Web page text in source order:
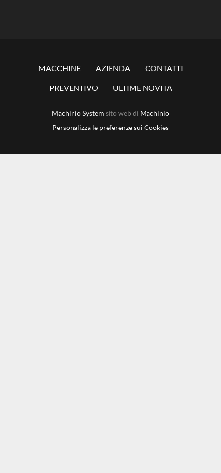
Personalizza le preferenze sui Cookies
Machinio System sito web di Machinio
MACCHINE AZIENDA CONTATTI
PREVENTIVO ULTIME NOVITA